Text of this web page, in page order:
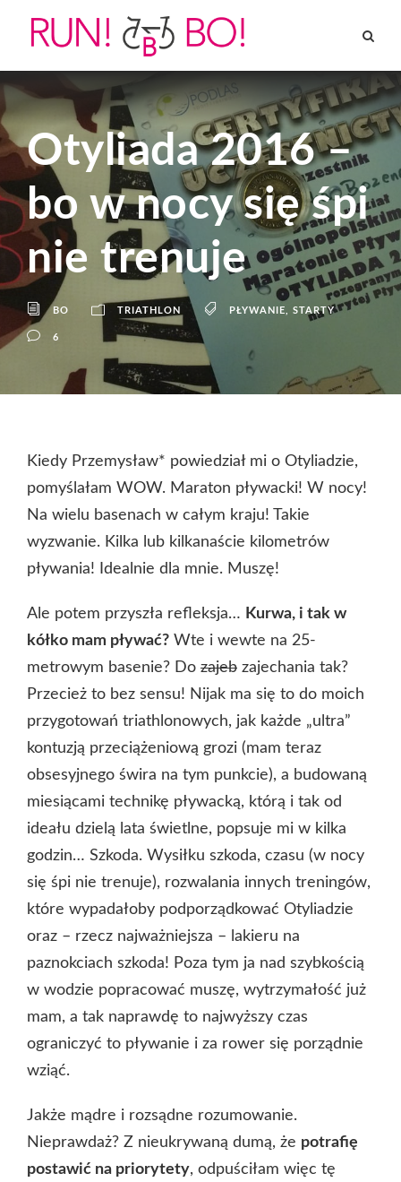
Otyliada 2016 –
bo w nocy się śpi
nie trenuje
BO TRIATHLON PŁYWANIE STARTY
6
Kiedy Przemysław* powiedział mi o Otyliadzie,
pomyślałam WOW. Maraton pływacki! W nocy!
Na wielu basenach w całym kraju! Takie
wyzwanie. Kilka lub kilkanaście kilometrów
pływania! Idealnie dla mnie. Muszę!
Ale potem przyszła refleksja… Kurwa, i tak w
kółko mam pływać? Wte i wewte na 25-
metrowym basenie? Do zajeb zajechania tak?
Przecież to bez sensu! Nijak ma się to do moich
przygotowań triathlonowych, jak każde „ultra”
kontuzją przeciążeniową grozi (mam teraz
obsesyjnego świra na tym punkcie), a budowaną
miesiącami technikę pływacką, którą i tak od
ideału dzielą lata świetlne, popsuje mi w kilka
godzin… Szkoda. Wysiłku szkoda, czasu (w nocy
się śpi nie trenuje), rozwalania innych treningów,
które wypadałoby podporządkować Otyliadzie
oraz – rzecz najważniejsza – lakieru na
paznokciach szkoda! Poza tym ja nad szybkością
w wodzie popracować muszę, wytrzymałość już
mam, a tak naprawdę to najwyższy czas
ograniczyć to pływanie i za rower się porządnie
wziąć.
Jakże mądre i rozsądne rozumowanie.
Nieprawdaż? Z nieukrywaną dumą, że potrafię
postawić na priorytety, odpuściłam więc tę